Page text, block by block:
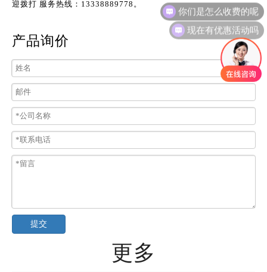
迎拨打 服务热线：13338889778。
产品询价
提交
更多
现在有优惠活动吗